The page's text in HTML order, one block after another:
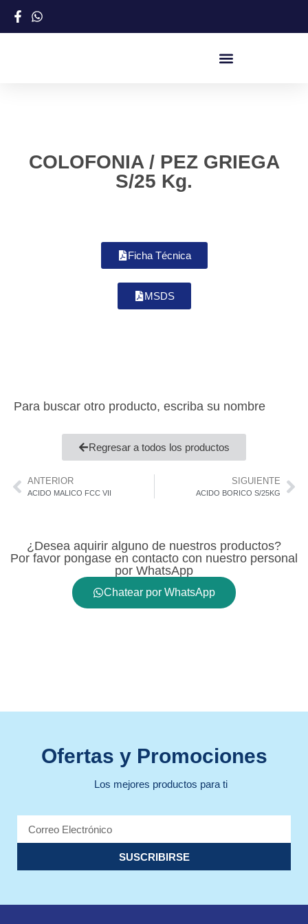
COLOFONIA / PEZ GRIEGA
S/25 Kg.
Ficha Técnica
MSDS
Para buscar otro producto, escriba su nombre
Regresar a todos los productos
ANTERIOR
ACIDO MALICO FCC VII
SIGUIENTE
ACIDO BORICO S/25KG
¿Desea aquirir alguno de nuestros productos?
Por favor pongase en contacto con nuestro personal
por WhatsApp
Chatear por WhatsApp
Ofertas y Promociones
Los mejores productos para ti
SUSCRIBIRSE